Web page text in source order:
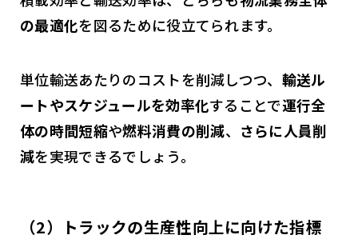
の最適化を図るために役立てられます。
単位輸送あたりのコストを削減しつつ、 輸送ル
ートやスケジュールを効率化することで運行全
体の時間短縮や燃料消費の削減、 さらに人員削
減を実現できるでしょう。
（2）トラックの生産性向上に向けた指標